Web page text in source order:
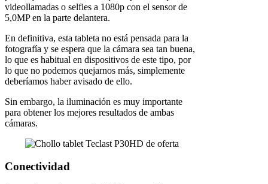
videollamadas o selfies a 1080p con el sensor de
5,0MP en la parte delantera.
En definitiva, esta tableta no está pensada para la
fotografía y se espera que la cámara sea tan buena,
lo que es habitual en dispositivos de este tipo, por
lo que no podemos quejarnos más, simplemente
deberíamos haber avisado de ello.
Sin embargo, la iluminación es muy importante
para obtener los mejores resultados de ambas
cámaras.
Conectividad